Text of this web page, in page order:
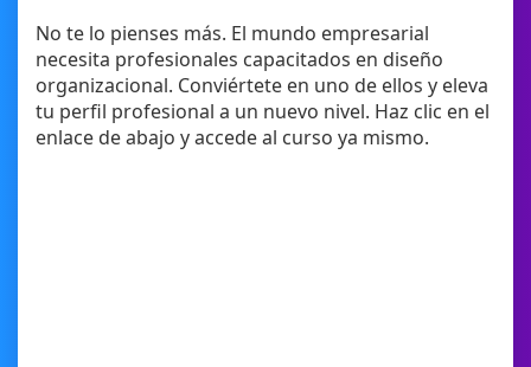
No te lo pienses más. El mundo empresarial
necesita profesionales capacitados en diseño
organizacional. Conviértete en uno de ellos y eleva
tu perfil profesional a un nuevo nivel. Haz clic en el
enlace de abajo y accede al curso ya mismo.